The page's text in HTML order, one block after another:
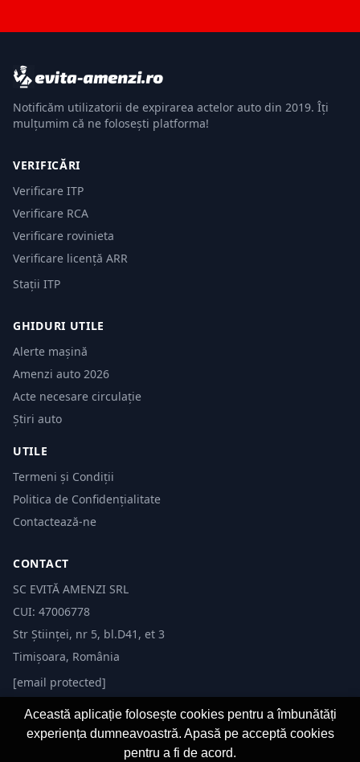
Notificăm utilizatorii de expirarea actelor auto din 2019. Îți
mulțumim că ne folosești platforma!
VERIFICĂRI
Verificare ITP
Verificare RCA
Verificare rovinieta
Verificare licență ARR
Stații ITP
GHIDURI UTILE
Alerte mașină
Amenzi auto 2026
Acte necesare circulație
Știri auto
UTILE
Termeni și Condiții
Politica de Confidențialitate
Contactează-ne
CONTACT
SC EVITĂ AMENZI SRL
CUI: 47006778
Str Științei, nr 5, bl.D41, et 3
Timișoara, România
[email protected]
Această aplicație folosește cookies pentru a îmbunătăți
experiența dumneavoastră. Apasă pe acceptă cookies
pentru a fi de acord.